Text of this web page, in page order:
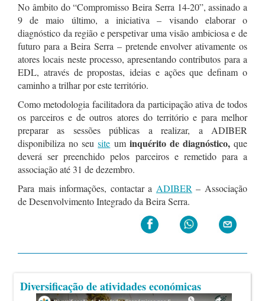
No âmbito do “Compromisso Beira Serra 14-20”, assinado a
9 de maio último, a iniciativa – visando elaborar o
diagnóstico da região e perspetivar uma visão ambiciosa e de
futuro para a Beira Serra – pretende envolver ativamente os
atores locais neste processo, apresentando contributos para a
EDL, através de propostas, ideias e ações que definam o
caminho a trilhar por este território.
Como metodologia facilitadora da participação ativa de todos
os parceiros e de outros atores do território e para melhor
preparar as sessões públicas a realizar, a ADIBER
disponibiliza no seusite um inquérito de diagnóstico,que
deverá ser preenchido pelos parceiros e remetido para a
associação até 31 de dezembro.
Para mais informações, contactar a ADIBER – Associação
de Desenvolvimento Integrado da Beira Serra.
Diversificação de atividades económicas